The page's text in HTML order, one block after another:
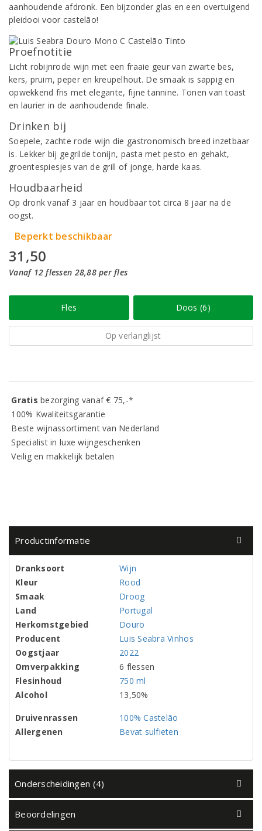
aanhoudende afdronk. Een bijzonder glas en een overtuigend
pleidooi voor castelão!
Proefnotitie
Licht robijnrode wijn met een fraaie geur van zwarte bes,
kers, pruim, peper en kreupelhout. De smaak is sappig en
opwekkend fris met elegante, fijne tannine. Tonen van toast
en laurier in de aanhoudende finale.
Drinken bij
Soepele, zachte rode wijn die gastronomisch breed inzetbaar
is. Lekker bij gegrilde tonijn, pasta met pesto en gehakt,
groentespiesjes van de grill of jonge, harde kaas.
Houdbaarheid
Op dronk vanaf 3 jaar en houdbaar tot circa 8 jaar na de
oogst.
Beperkt beschikbaar
31,50
Vanaf 12 flessen 28,88 per fles
Fles Doos (6)
Op verlanglijst
Gratisbezorging vanaf € 75,-*
100% Kwaliteitsgarantie
Beste wijnassortiment van Nederland
Specialist in luxe wijngeschenken
Veilig en makkelijk betalen
Productinformatie
Dranksoort
Wijn
Kleur
Rood
Smaak
Droog
Land
Portugal
Herkomstgebied
Douro
Producent
Luis Seabra Vinhos
Oogstjaar
2022
Omverpakking
6 flessen
Flesinhoud
750 ml
Alcohol
13,50%
Druivenrassen
100% Castelão
Allergenen
Bevat sulfieten
Onderscheidingen (4)
Beoordelingen